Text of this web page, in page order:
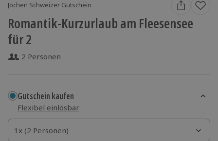
Jochen Schweizer Gutschein
Romantik-Kurzurlaub am Fleesensee
für 2
2 Personen
Gutschein kaufen
Flexibel einlösbar
1x (2 Personen)
1x (2 Personen)
1x (2 Personen)